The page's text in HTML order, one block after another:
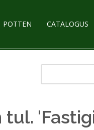
POTTEN CATALOGUS
tul.